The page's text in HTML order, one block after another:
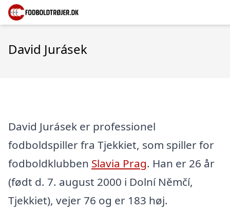
David Jurásek
David Jurásek er professionel
fodboldspiller fra Tjekkiet, som spiller for
fodboldklubben Slavia Prag. Han er 26 år
(født d. 7. august 2000 i Dolní Němčí,
Tjekkiet), vejer 76 og er 183 høj.